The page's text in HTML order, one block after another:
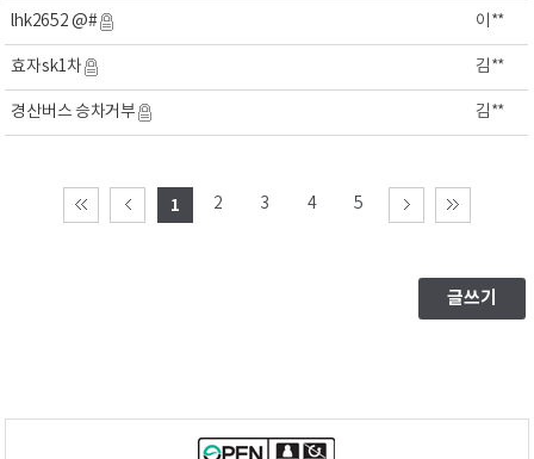
lhk2652 @# 이**
효자sk1차 김**
경산버스 승차거부 김**
1 2 3 4 5